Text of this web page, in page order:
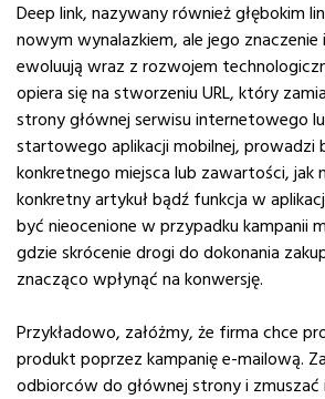
Deep link, nazywany również głębokim
nowym wynalazkiem, ale jego
ewoluują wraz z rozwojem
opiera się na stworzeniu URL, który
strony głównej serwisu internetowego
startowego aplikacji mobilnej, prowadzi
konkretnego miejsca lub zawartości, jak
konkretny artykuł bądź funkcja w
być nieocenione w przypadku kampanii
gdzie skrócenie drogi do dokonania
znacząco wpłynąć na konwersję.
Przykładowo, załóżmy, że firma chce
produkt poprzez kampanię e-mailową.
odbiorców do głównej strony i zmuszać